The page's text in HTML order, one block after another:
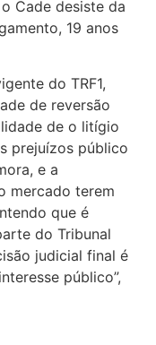
Cade desiste da
19 anos
do TRF1,
de reversão
de o litígio
prejuízos público
e a
mercado terem
que é
do Tribunal
judicial final é
público”,